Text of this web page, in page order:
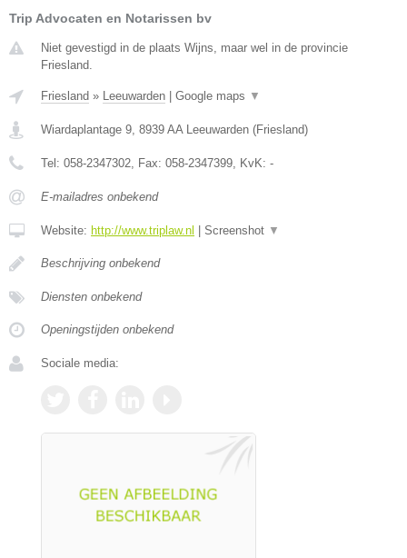
Trip Advocaten en Notarissen bv
Niet gevestigd in de plaats Wijns, maar wel in de provincie
Friesland.
Friesland » Leeuwarden Google maps ▼
Wiardaplantage 9 8939 AA Leeuwarden (Friesland)
Tel: 058-2347302 , Fax: 058-2347399 , KvK: -
E-mailadres onbekend
Website: http://www.triplaw.nl Screenshot ▼
Beschrijving onbekend
Diensten onbekend
Openingstijden onbekend
Sociale media: